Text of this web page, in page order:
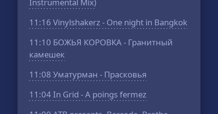
11:16 Vinylshakerz - One night in Bangkok
11:10 БОЖЬЯ КОРОВКА - Гранитный
камешек
11:08 Уматурман - Прасковья
11:04In Grid - A poings fermez